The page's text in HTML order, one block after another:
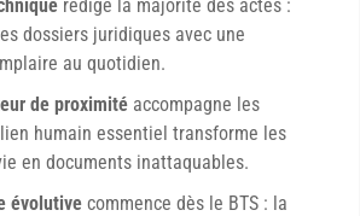
rédige la majorité des actes :
dossiers juridiques avec une
au quotidien.
de proximité accompagne les
humain essentiel transforme les
en documents inattaquables.
évolutive commence dès le BTS : la